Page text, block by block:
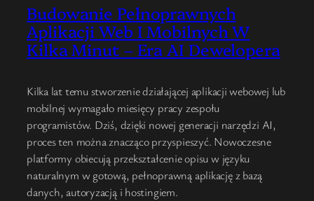
Budowanie Pełnoprawnych
Aplikacji Web I Mobilnych W
Kilka Minut – Era AI Dewelopera
Kilka lat temu stworzenie działającej aplikacji webowej lub
mobilnej wymagało miesięcy pracy zespołu
programistów. Dziś, dzięki nowej generacji narzędzi AI,
proces ten można znacząco przyspieszyć. Nowoczesne
platformy obiecują przekształcenie opisu w języku
naturalnym w gotową, pełnoprawną aplikację z bazą
danych, autoryzacją i hostingiem.